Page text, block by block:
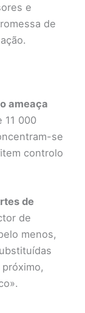
e
de
ameaça
11 000
se
controlo
de
de
menos,